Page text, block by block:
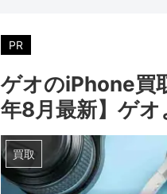
PR
ゲオのiPhone買
年8月最新】ゲ
買取